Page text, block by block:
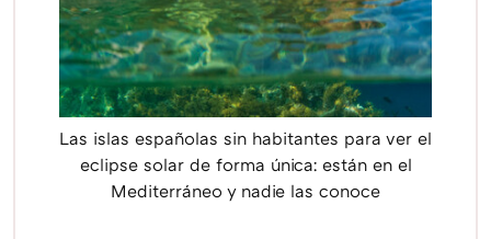
Las islas españolas sin habitantes para ver el
eclipse solar de forma única: están en el
Mediterráneo y nadie las conoce